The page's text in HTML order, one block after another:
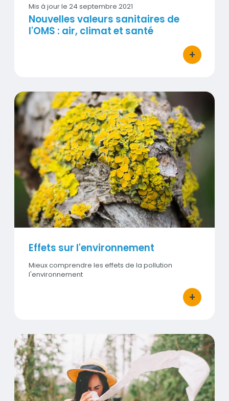
Mis à jour le 24 septembre 2021
Nouvelles valeurs sanitaires de
l'OMS : air, climat et santé
+
bouton
Effets sur l'environnement
Visuel
Effets sur l'environnement
Mieux comprendre les effets de la pollution
l'environnement
+
bouton
Les pollens